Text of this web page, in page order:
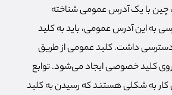
چین با یک آدرس عمومی شناخته
به این آدرس عمومی، باید به کلید
داشت. کلید عمومی از طریق
روی کلید خصوصی ایجاد می‌شود. توابع
کار به شکلی هستند که رسیدن به کلید